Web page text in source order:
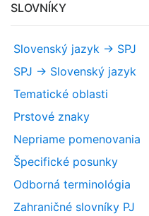
SLOVNÍKY
Slovenský jazyk -> SPJ
SPJ -> Slovenský jazyk
Tematické oblasti
Prstové znaky
Nepriame pomenovania
Špecifické posunky
Odborná terminológia
Zahraničné slovníky PJ